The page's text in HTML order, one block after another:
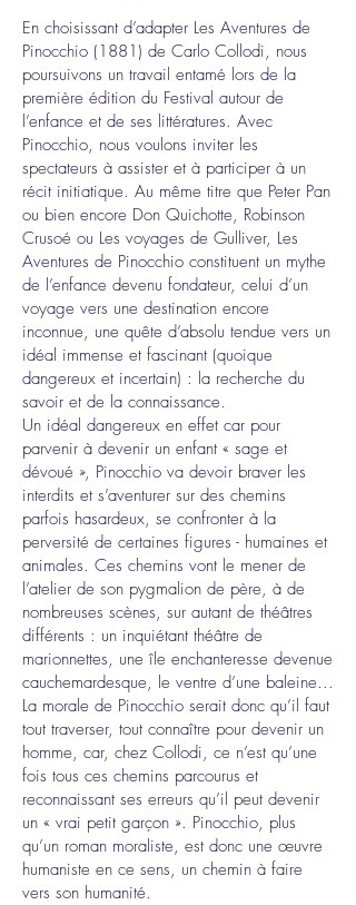
En choisissant d’adapter Les Aventures de
Pinocchio (1881) de Carlo Collodi, nous
poursuivons un travail entamé lors de la
première édition du Festival autour de
l’enfance et de ses littératures. Avec
Pinocchio, nous voulons inviter les
spectateurs à assister et à participer à un
récit initiatique. Au même titre que Peter Pan
ou bien encore Don Quichotte, Robinson
Crusoé ou Les voyages de Gulliver, Les
Aventures de Pinocchio constituent un mythe
de l’enfance devenu fondateur, celui d’un
voyage vers une destination encore
inconnue, une quête d’absolu tendue vers un
idéal immense et fascinant (quoique
dangereux et incertain) : la recherche du
savoir et de la connaissance.
Un idéal dangereux en effet car pour
parvenir à devenir un enfant « sage et
dévoué », Pinocchio va devoir braver les
interdits et s’aventurer sur des chemins
parfois hasardeux, se confronter à la
perversité de certaines figures - humaines et
animales. Ces chemins vont le mener de
l’atelier de son pygmalion de père, à de
nombreuses scènes, sur autant de théâtres
différents : un inquiétant théâtre de
marionnettes, une île enchanteresse devenue
cauchemardesque, le ventre d’une baleine...
La morale de Pinocchio serait donc qu’il faut
tout traverser, tout connaître pour devenir un
homme, car, chez Collodi, ce n’est qu’une
fois tous ces chemins parcourus et
reconnaissant ses erreurs qu’il peut devenir
un « vrai petit garçon ». Pinocchio, plus
qu’un roman moraliste, est donc une œuvre
humaniste en ce sens, un chemin à faire
vers son humanité.